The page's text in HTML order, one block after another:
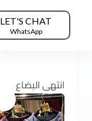
LET'S CHAT
WhatsApp
انتهى البضاع